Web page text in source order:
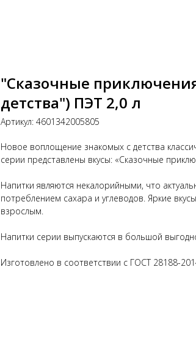
"Сказочные
детства") ПЭТ 2,0 л
Артикул: 4601342005805
Новое воплощение знакомых с детства
серии представлены вкусы: «Сказочные
Напитки являются некалорийными, что
потреблением сахара и углеводов. Яркие
взрослым.
Напитки серии выпускаются в большой
Изготовлено в соответствии с ГОСТ 28188-